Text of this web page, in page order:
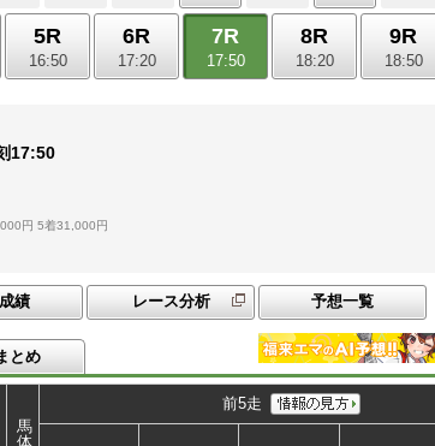
5R
16:50
6R
17:20
7R
17:50
8R
18:20
9R
18:50
17:50
円 5着31,000円
績 レース分析 予想一覧
とめ
馬
体
前5走